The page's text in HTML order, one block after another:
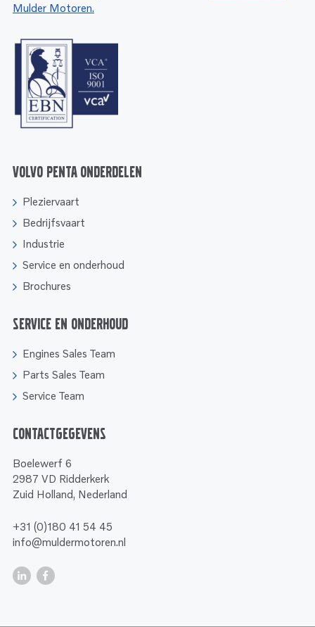
Mulder Motoren.
Volvo Penta onderdelen
Pleziervaart
Bedrijfsvaart
Industrie
Service en onderhoud
Brochures
Service en onderhoud
Engines Sales Team
Parts Sales Team
Service Team
Contactgegevens
Boelewerf 6
2987 VD Ridderkerk
Zuid Holland, Nederland
+31 (0)180 41 54 45
info@muldermotoren.nl